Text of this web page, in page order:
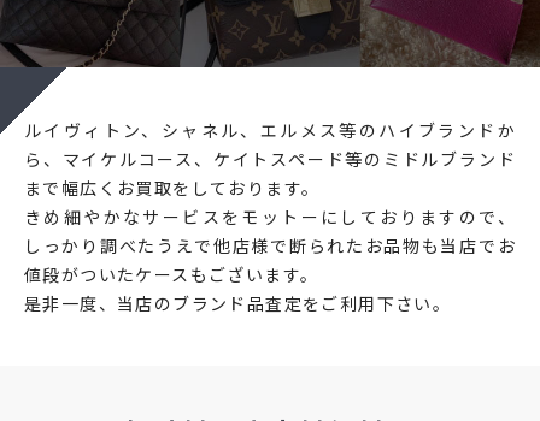
ルイヴィトン、シャネル、エルメス等のハイブランドか
ら、マイケルコース、ケイトスペード等のミドルブランド
まで幅広くお買取をしております。
きめ細やかなサービスをモットーにしておりますので、
しっかり調べたうえで他店様で断られたお品物も当店でお
値段がついたケースもございます。
是非一度、当店のブランド品査定をご利用下さい。